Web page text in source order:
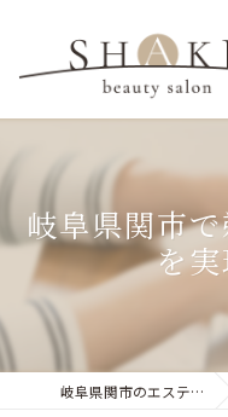
岐阜県関市
を
岐阜県関市のエステならSHAKE 関